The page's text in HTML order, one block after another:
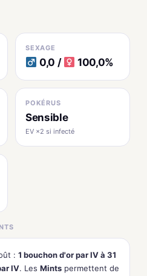
SEXAGE
0,0 / 100,0%
POKÉRUS
Sensible
EV ×2 si infecté
: 1 bouchon d'or par IV à 31
IV. Les Mints permettent de